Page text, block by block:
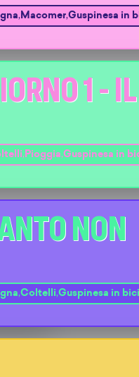
, Macomer,Guspinesa in
1 - IL
, Pioggia,Guspinesa in
NON
,Coltelli,Guspinesa in bici